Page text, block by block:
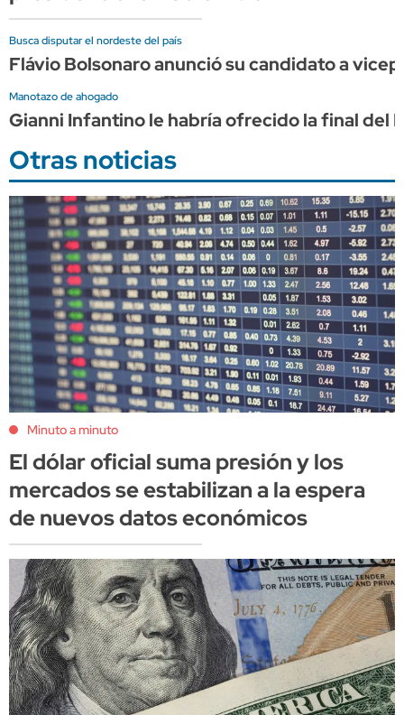
Busca disputar el nordeste del país
Flávio Bolsonaro anunció su candidato a
Manotazo de ahogado
Gianni Infantino le habría ofrecido la final del
Otras noticias
Minuto a minuto
El dólar oficial suma presión y los
mercados se estabilizan a la espera
de nuevos datos económicos